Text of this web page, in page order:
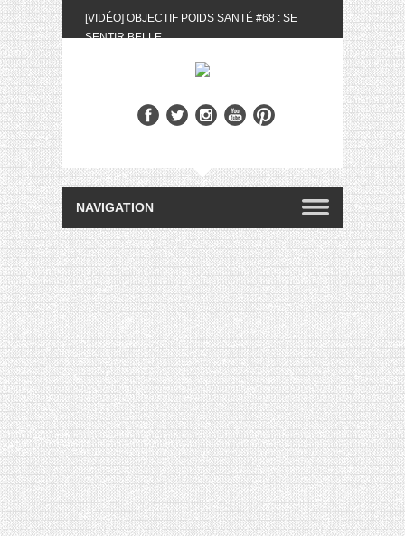
[VIDÉO] OBJECTIF POIDS SANTÉ #68 : SE
SENTIR BELLE
BIOTYFULL BOX DU MOIS DE MAI 2024 FEAT.
[VIDÉO] QUITOQUE #10 : MEAL PREP &
CONVIVIALITÉ
[VIDÉO] UNBOXING : LES MY LITTLE &
BIOTYFULL BOX DU MOIS D’AVRIL 2024
FEAT. AKILA
[VIDÉO] OBJECTIF POIDS SANTÉ #67 : L’AVIS
DES AUTRES, CE N’EST QUE LA VIE DES
AUTRES
[VIDÉO] UNBOXING : LES MY LITTLE &
BIOTYFULL BOX DES MOIS DE FÉVRIER ET
MARS 2024 FEAT. AKILA
[VIDÉO] LA SÉLECTION DU MOIS
#JANVIER2024
[VIDÉO] HELLOFRESH #34 : IDÉES
RECETTES RISOTTO